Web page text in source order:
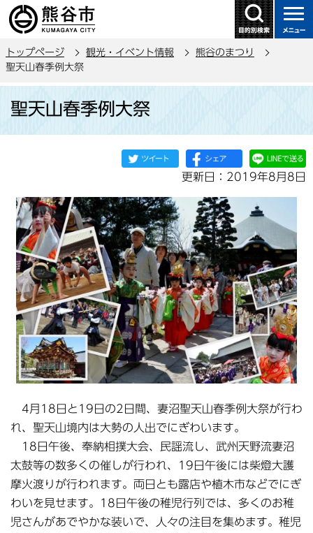
の
ー
トップページ 観光・イベント情報
熊谷のまつり
聖天山春季例大祭
聖天山春季例大祭
更新日：2019年8月8日
4月18日と19日の2日間、妻沼聖天山春季例大祭が行わ
れ、聖天山境内は大勢の人出でにぎわいます。
18日午後、奉納相撲大会、民謡流し、武州天野流妻沼
太鼓等の数多くの催しが行われ、19日午後には柴燈大護
摩火渡りが行われます。両日とも露店や植木市などでにぎ
わいを見せます。18日午後の稚児行列では、多くのお稚
児さんがあでやかな装いで、人々の注目を集めます。稚児